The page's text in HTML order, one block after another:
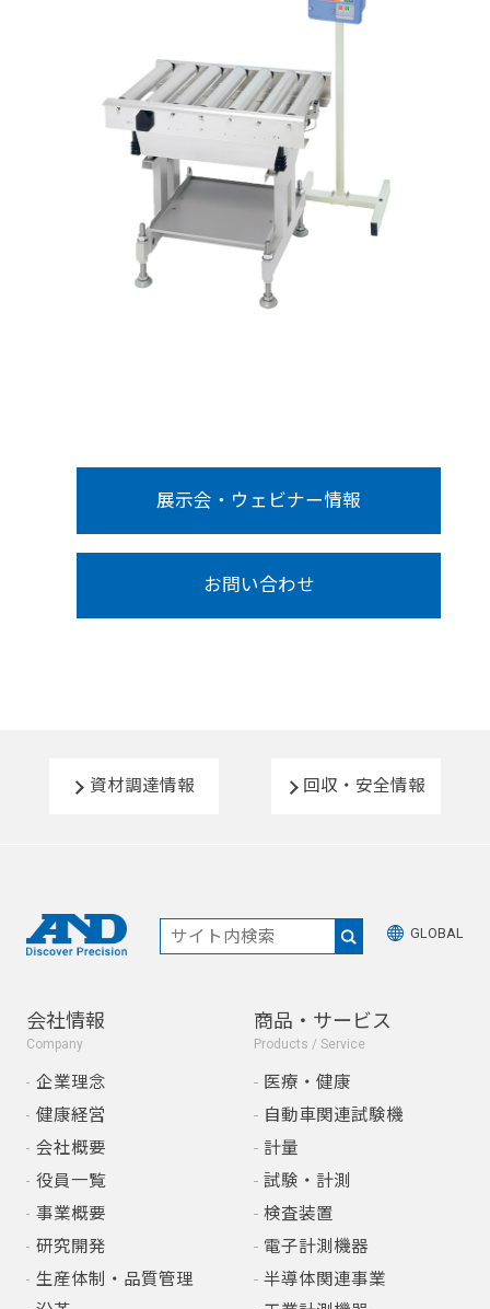
展示会・ウェビナー情報
お問い合わせ
資材調達情報 回収・安全情報
GLOBAL
会社情報
Company
企業理念
健康経営
会社概要
役員一覧
事業概要
研究開発
生産体制・品質管理
商品・サービス
Products / Service
医療・健康
自動車関連試験機
計量
試験・計測
検査装置
電子計測機器
半導体関連事業